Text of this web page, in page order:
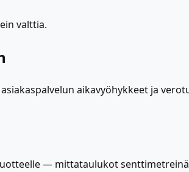
valttia.
aikavyöhykkeet ja
— mittataulukot